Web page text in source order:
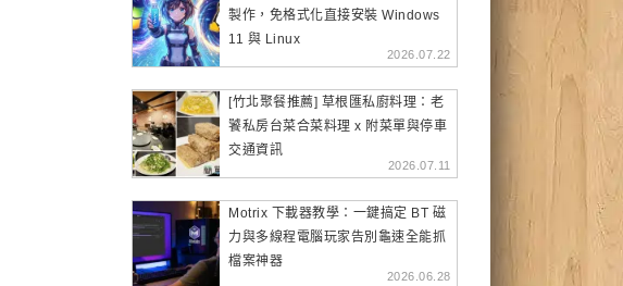
製作，免格式化直接安裝 Windows
11 與 Linux
2026.07.22
[竹北聚餐推薦] 草根匯私廚料理：老
饕私房台菜合菜料理 x 附菜單與停車
交通資訊
2026.07.11
Motrix 下載器教學：一鍵搞定 BT 磁
力與多線程電腦玩家告別龜速全能抓
檔案神器
2026.06.28